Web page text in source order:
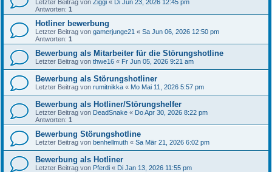
Letzter Beitrag von Ziggi « Di Jun 23, 2026 12:45 pm
Antworten: 1
Hotliner bewerbung
Letzter Beitrag von gamerjunge21 « Sa Jun 06, 2026 12:50 pm
Antworten: 1
Bewerbung als Mitarbeiter für die Störungshotline
Letzter Beitrag von thwe16 « Fr Jun 05, 2026 9:21 am
Bewerbung als Störungshotliner
Letzter Beitrag von rumitnikka « Mo Mai 11, 2026 5:57 pm
Bewerbung als Hotliner/Störungshelfer
Letzter Beitrag von DeadSnake « Do Apr 30, 2026 8:22 pm
Antworten: 1
Bewerbung Störungshotline
Letzter Beitrag von benhellmuth « Sa Mär 21, 2026 6:02 pm
Bewerbung als Hotliner
Letzter Beitrag von Pferdi « Di Jan 13, 2026 11:55 pm